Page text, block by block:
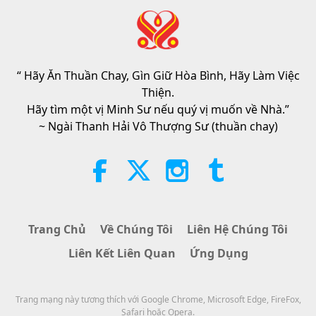
Tin Đáng Chú Ý
Tin Đáng Chú Ý 2026-08-04 342Lượt Xem
19:31
Tác Phẩm Của Pierre Gassendi
(trường chay), Phần 2/2
Sự Tích Cây Vú Sữa, Phần 2/2
Dấu Tích Văn Hóa Khắp Nẻo Thế Gian 2026-08-04 378Lượt Xem
“ Hãy Ăn Thuần Chay, Gìn Giữ Hòa Bình, Hãy Làm Việc
Thiện.
Hãy tìm một vị Minh Sư nếu quý vị muốn về Nhà.”
~ Ngài Thanh Hải Vô Thượng Sư (thuần chay)
Trang Chủ Về Chúng Tôi
Liên Hệ Chúng Tôi
Liên Kết Liên Quan
Ứng Dụng
Trang mạng này tương thích với Google Chrome, Microsoft Edge, FireFox,
Safari hoặc Opera.